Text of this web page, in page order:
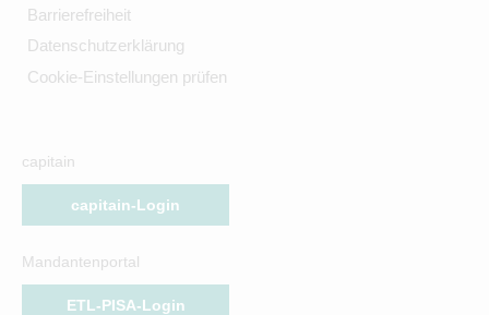
Barrierefreiheit
Datenschutzerklärung
Cookie-Einstellungen prüfen
capitain
capitain-Login
Mandantenportal
ETL-PISA-Login